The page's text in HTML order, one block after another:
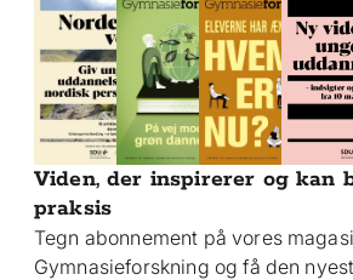
Viden, der inspirerer og kan
praksis
Tegn abonnement på vores
Gymnasieforskning og få den